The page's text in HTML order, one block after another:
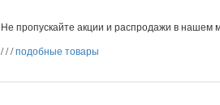
Не пропускайте акции и распродажи в нашем
///подобные товары